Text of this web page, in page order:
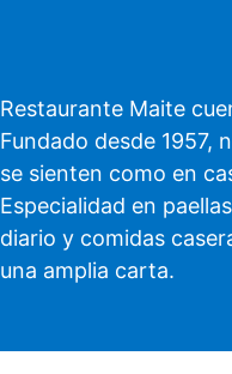
Restaurante Maite
Fundado desde 1957,
se sienten como en
Especialidad en
diario y comidas
una amplia carta.